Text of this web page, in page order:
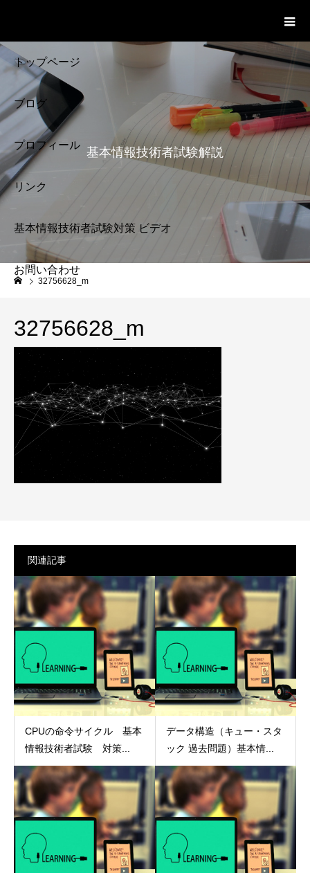
トップページ
ブログ
プロフィール
リンク
基本情報技術者試験対策 ビデオ
お問い合わせ
基本情報技術者試験解説
32756628_m
32756628_m
関連記事
CPUの命令サイクル 基本
情報技術者試験 対策...
データ構造（キュー・スタ
ック 過去問題）基本情...